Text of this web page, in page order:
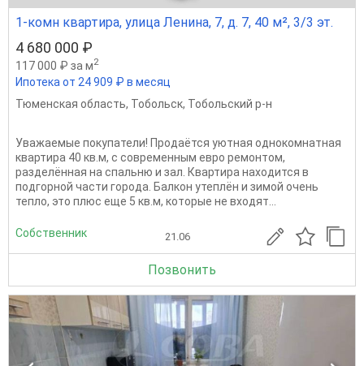
1-комн квартира, улица Ленина, 7, д. 7, 40 м², 3/3 эт.
4 680 000 ₽
117 000 ₽ за м2
Ипотека от 24 909 ₽ в месяц
Тюменская область, Тобольск, Тобольский р-н
Уважаемые покупатели! Продаётся уютная однокомнатная
квартира 40 кв.м, с современным евро ремонтом,
разделённая на спальню и зал. Квартира находится в
подгорной части города. Балкон утеплён и зимой очень
тепло, это плюс еще 5 кв.м, которые не входят...
Собственник 21.06
Позвонить